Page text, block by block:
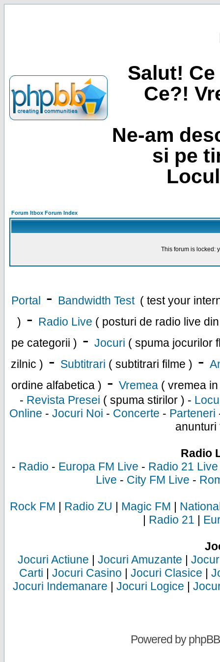
Salut!
Ce?!
Ne-am
si pe
Forum Itbox Forum Index
This forum is locked:
Portal - Bandwidth Test ( test your
) - Radio Live ( posturi de radio live
pe categorii ) - Jocuri ( spuma jocurilor
zilnic ) - Subtitrari ( subtitrari filme ) -
ordine alfabetica ) - Vremea ( vremea
- Revista Presei ( spuma stirilor ) -
Online - Jocuri Noi - Concerte - Parteneri
anunturi
Radio
- Radio - Europa FM Live - Radio 21 Live
Live - City FM Live -
Rock FM | Radio ZU | Magic FM |
| Radio 21 |
Jocuri Actiune | Jocuri Amuzante |
Carti | Jocuri Casino | Jocuri Clasice |
Jocuri Indemanare | Jocuri Logice |
Powered byphpBB